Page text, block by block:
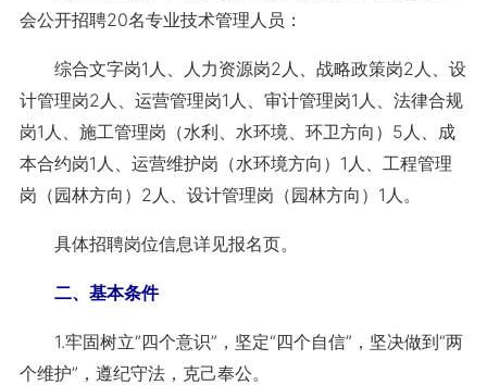
会公开招聘20名专业技术管理人员：
综合文字岗1人、人力资源岗2人、战略政策岗2人、设
计管理岗2人、运营管理岗1人、审计管理岗1人、法律合规
岗1人、施工管理岗（水利、水环境、环卫方向）5人、成
本合约岗1人、运营维护岗（水环境方向）1人、工程管理
岗（园林方向）2人、设计管理岗（园林方向）1人。
具体招聘岗位信息详见报名页。
二、基本条件
1.牢固树立“四个意识”，坚定“四个自信”，坚决做到“两
个维护”，遵纪守法，克己奉公。